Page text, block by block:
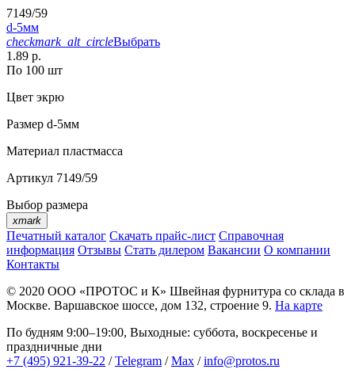
7149/59
d-5мм
checkmark_alt_circleВыбрать
1.89 р.
По 100 шт
Цвет экрю
Размер d-5мм
Материал пластмасса
Артикул 7149/59
Выбор размера
xmark
Печатный каталог Скачать прайс-лист Справочная
информация Отзывы Стать дилером Вакансии О компании
Контакты
© 2020 ООО «ПРОТОС и К» Швейная фурнитура со склада в
Москве. Варшавское шоссе, дом 132, строение 9. На карте
По будням 9:00–19:00, Выходные: суббота, воскресенье и
праздничные дни
+7 (495) 921-39-22 /Telegram /Max /info@protos.ru